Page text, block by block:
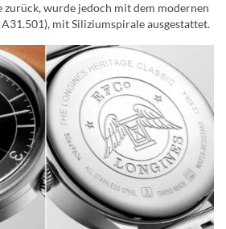
wurde jedoch mit dem modernen
mit Siliziumspirale ausgestattet.